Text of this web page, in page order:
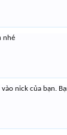
nhé
nick của bạn.